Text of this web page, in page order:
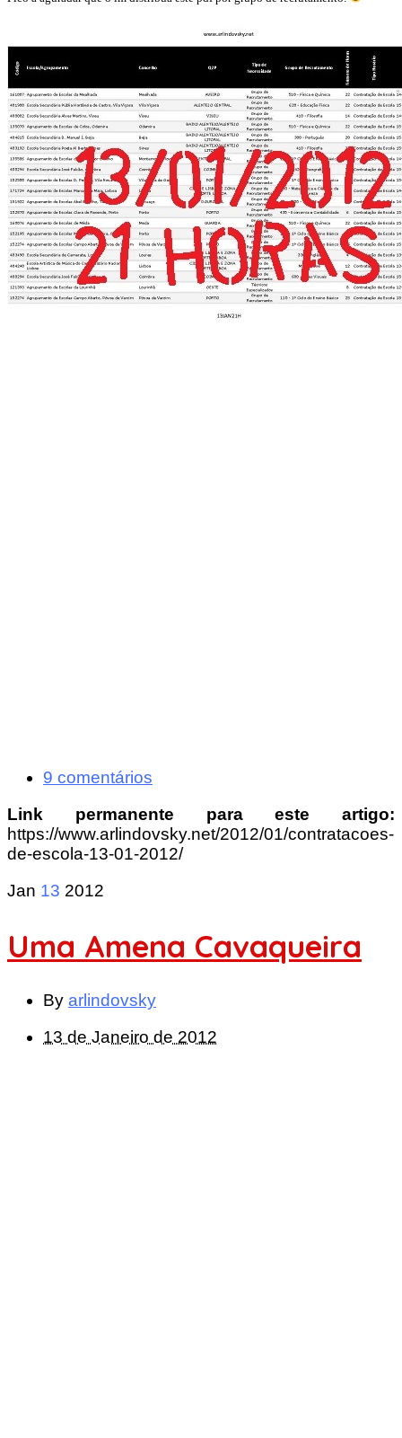
9 comentários
Link permanente para este artigo:
https://www.arlindovsky.net/2012/01/contratacoes-
de-escola-13-01-2012/
Jan 13 2012
Uma Amena Cavaqueira
By arlindovsky
13 de Janeiro de 2012